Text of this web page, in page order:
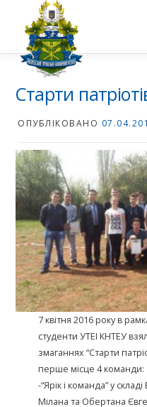
ПРО НАС
Старти
ОПУБЛІКОВАНО
7 квітня 2016 року в
студенти УТЕІ КНТЕУ
змаганнях “Старти
перше місце 4 команди:
-“Ярік і команда” у
Мілана та Обертана